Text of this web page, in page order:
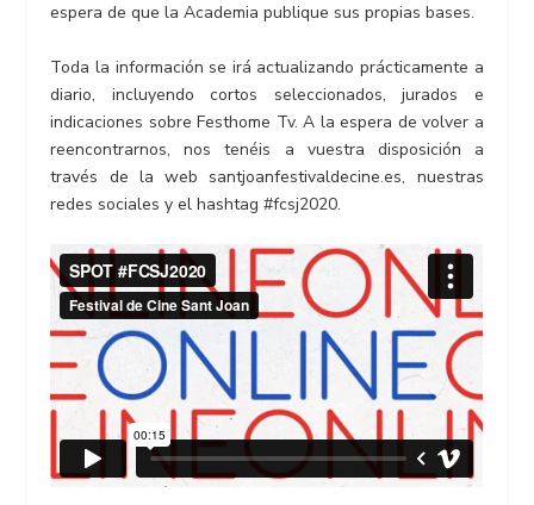
espera de que la Academia publique sus propias bases.
Toda la información se irá actualizando prácticamente a
diario, incluyendo cortos seleccionados, jurados e
indicaciones sobre Festhome Tv. A la espera de volver a
reencontrarnos, nos tenéis a vuestra disposición a
través de la web santjoanfestivaldecine.es, nuestras
redes sociales y el hashtag #fcsj2020.